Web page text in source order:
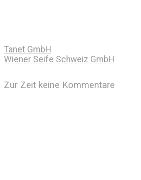
Tanet GmbH
Wiener Seife Schweiz GmbH
Zur Zeit keine Kommentare